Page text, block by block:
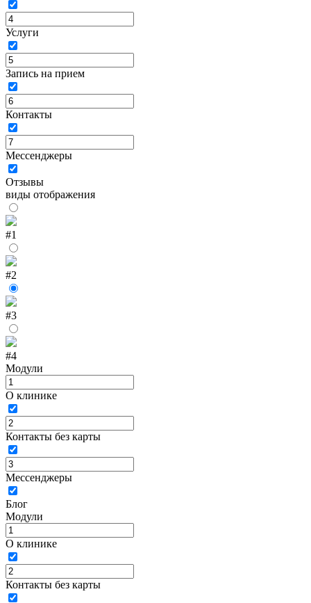
Услуги
Запись на прием
Контакты
Мессенджеры
Отзывы
виды отображения
#1
#2
#3
#4
Модули
О клинике
Контакты без карты
Мессенджеры
Блог
Модули
О клинике
Контакты без карты